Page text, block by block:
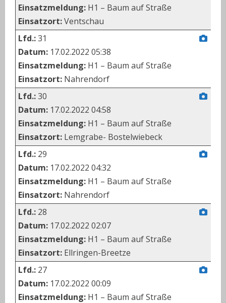
Einsatzmeldung: H1 – Baum auf Straße
Einsatzort:Ventschau
Lfd.:31
Datum: 17.02.2022 05:38
Einsatzmeldung: H1 – Baum auf Straße
Einsatzort: Nahrendorf
Lfd.:30
Datum: 17.02.2022 04:58
Einsatzmeldung: H1 – Baum auf Straße
Einsatzort: Lemgrabe- Bostelwiebeck
Lfd.: 29
Datum: 17.02.2022 04:32
Einsatzmeldung: H1 – Baum auf Straße
Einsatzort: Nahrendorf
Lfd.: 28
Datum: 17.02.2022 02:07
Einsatzmeldung: H1 – Baum auf Straße
Einsatzort: Ellringen-Breetze
Lfd.: 27
Datum: 17.02.2022 00:09
Einsatzmeldung: H1 – Baum auf Straße